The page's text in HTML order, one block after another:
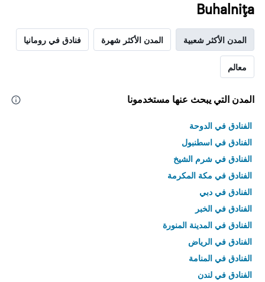
Buhalnița
المدن الأكثر شعبية المدن الأكثر شهرة فنادق في رومانيا
معالم
المدن التي يبحث عنها مستخدمونا
الفنادق في الدوحة
الفنادق في اسطنبول
الفنادق في شرم الشيخ
الفنادق في مكة المكرمة
الفنادق في دبي
الفنادق في الخبر
الفنادق في المدينة المنورة
الفنادق في الرياض
الفنادق في المنامة
الفنادق في لندن